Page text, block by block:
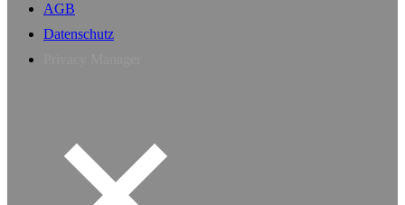
AGB
Datenschutz